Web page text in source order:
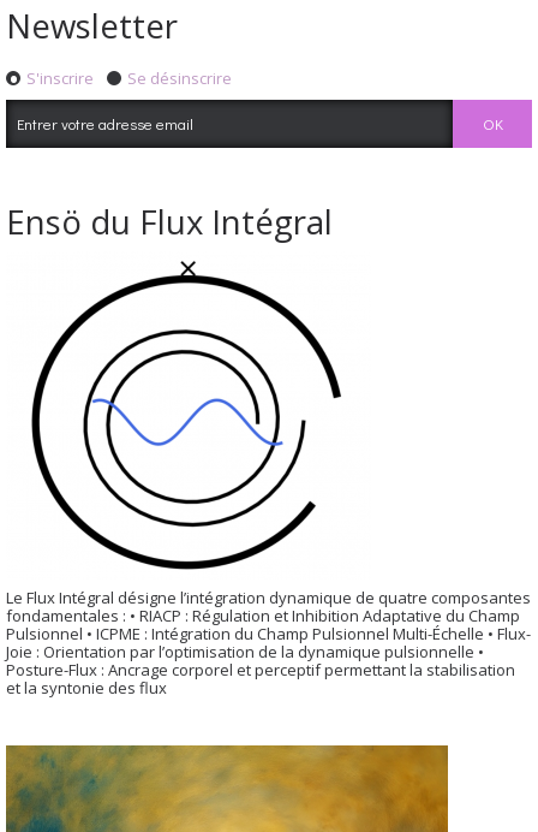
Newsletter
S'inscrire Se désinscrire
Ensö du Flux Intégral
Le Flux Intégral désigne l’intégration dynamique de quatre composantes
fondamentales : • RIACP : Régulation et Inhibition Adaptative du Champ
Pulsionnel • ICPME : Intégration du Champ Pulsionnel Multi-Échelle • Flux-
Joie : Orientation par l’optimisation de la dynamique pulsionnelle •
Posture-Flux : Ancrage corporel et perceptif permettant la stabilisation
et la syntonie des flux